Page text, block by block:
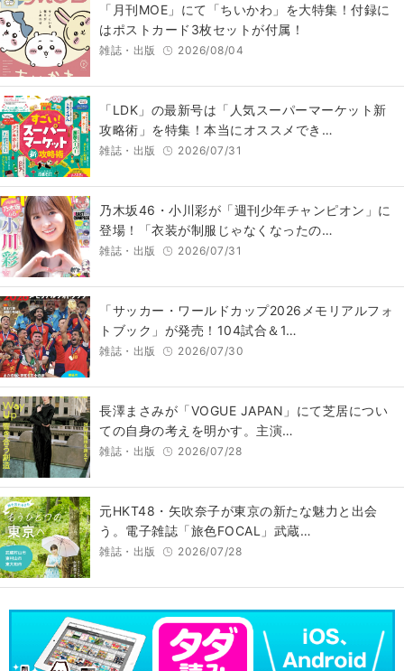
「月刊MOE」にて「ちいかわ」を大特集！付録に
はポストカード3枚セットが付属！
雑誌・出版 2026/08/04
「LDK」の最新号は「人気スーパーマーケット新
攻略術」を特集！本当にオススメでき…
雑誌・出版 2026/07/31
乃木坂46・小川彩が「週刊少年チャンピオン」に
登場！「衣装が制服じゃなくなったの…
雑誌・出版 2026/07/31
「サッカー・ワールドカップ2026メモリアルフォ
トブック」が発売！104試合＆1…
雑誌・出版 2026/07/30
長澤まさみが「VOGUE JAPAN」にて芝居につい
ての自身の考えを明かす。主演…
雑誌・出版 2026/07/28
元HKT48・矢吹奈子が東京の新たな魅力と出会
う。電子雑誌「旅色FOCAL」武蔵…
雑誌・出版 2026/07/28